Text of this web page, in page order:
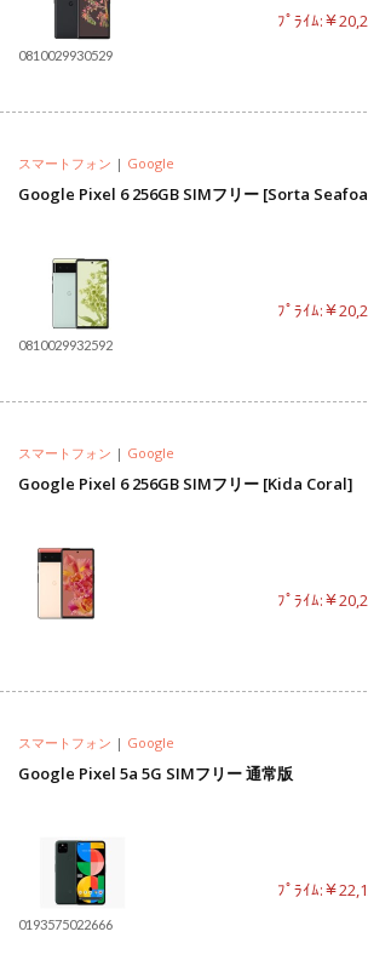
0810029930529
ﾌﾟﾗｲﾑ:￥
スマートフォン | Google
Google Pixel 6 256GB SIMフリー [Sorta
0810029932592
ﾌﾟﾗｲﾑ:￥
スマートフォン | Google
Google Pixel 6 256GB SIMフリー [Kida Coral]
ﾌﾟﾗｲﾑ:￥
スマートフォン | Google
Google Pixel 5a 5G SIMフリー 通常版
0193575022666
ﾌﾟﾗｲﾑ:￥